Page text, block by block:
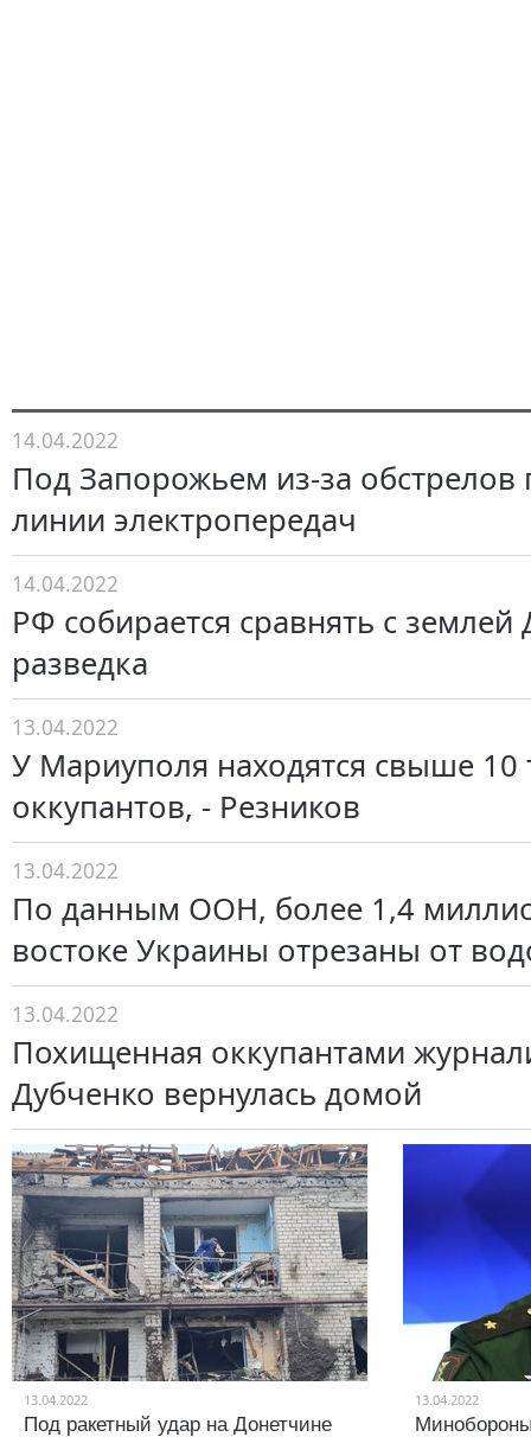
14.04.2022
Под Запорожьем из-за
линии электропередач
14.04.2022
РФ собирается сравнять с землей
разведка
13.04.2022
У Мариуполя находятся свыше 10
оккупантов, - Резников
13.04.2022
По данным ООН, более 1,4
востоке Украины отрезаны от
13.04.2022
Похищенная оккупантами
Дубченко вернулась домой
13.04.2022
Под ракетный удар на Донетчине
13.04.2022